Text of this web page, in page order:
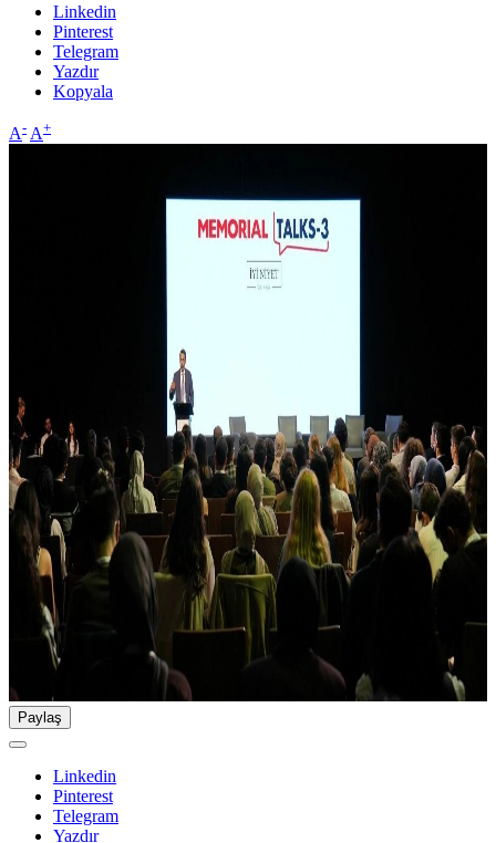
Linkedin
Pinterest
Telegram
Yazdır
Kopyala
A- A+
Paylaş
Linkedin
Pinterest
Telegram
Yazdır